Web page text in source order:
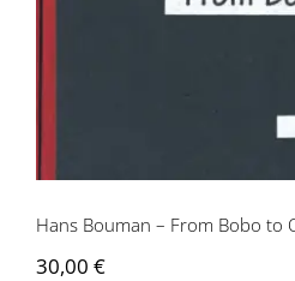
Hans Bouman –
Hans Bouman – From Bobo to
30,00 €